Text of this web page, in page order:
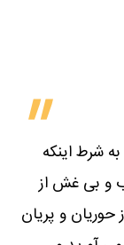
شرط اینکه
و بی غش از
و پریان